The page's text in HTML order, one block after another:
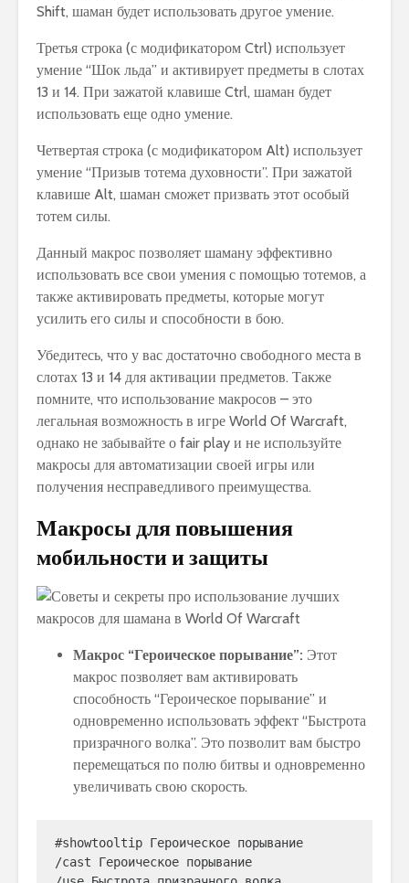
Shift, шаман будет использовать другое умение.
Третья строка (с модификатором Ctrl) использует
умение “Шок льда” и активирует предметы в слотах
13 и 14. При зажатой клавише Ctrl, шаман будет
использовать еще одно умение.
Четвертая строка (с модификатором Alt) использует
умение “Призыв тотема духовности”. При зажатой
клавише Alt, шаман сможет призвать этот особый
тотем силы.
Данный макрос позволяет шаману эффективно
использовать все свои умения с помощью тотемов, а
также активировать предметы, которые могут
усилить его силы и способности в бою.
Убедитесь, что у вас достаточно свободного места в
слотах 13 и 14 для активации предметов. Также
помните, что использование макросов – это
легальная возможность в игре World Of Warcraft,
однако не забывайте о fair play и не используйте
макросы для автоматизации своей игры или
получения несправедливого преимущества.
Макросы для повышения
мобильности и защиты
Макрос “Героическое порывание”: Этот
макрос позволяет вам активировать
способность “Героическое порывание” и
одновременно использовать эффект “Быстрота
призрачного волка”. Это позволит вам быстро
перемещаться по полю битвы и одновременно
увеличивать свою скорость.
#showtooltip Героическое порывание
/cast Героическое порывание